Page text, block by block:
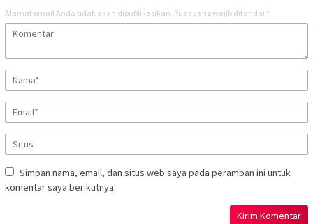
Alamat email Anda tidak akan dipublikasikan. Ruas yang wajib ditandai *
Simpan nama, email, dan situs web saya pada peramban ini untuk
komentar saya berikutnya.